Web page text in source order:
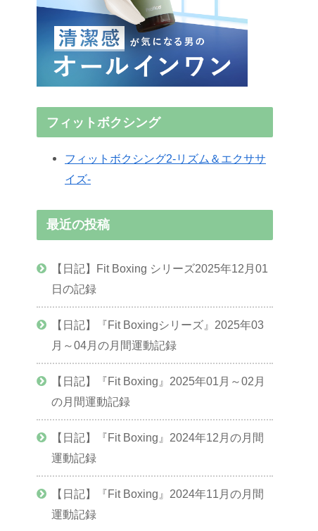
フィットボクシング
フィットボクシング2-リズム＆エクササ
イズ-
最近の投稿
【日記】Fit Boxing シリーズ2025年12月01
日の記録
【日記】『Fit Boxingシリーズ』2025年03
月～04月の月間運動記録
【日記】『Fit Boxing』2025年01月～02月
の月間運動記録
【日記】『Fit Boxing』2024年12月の月間
運動記録
【日記】『Fit Boxing』2024年11月の月間
運動記録